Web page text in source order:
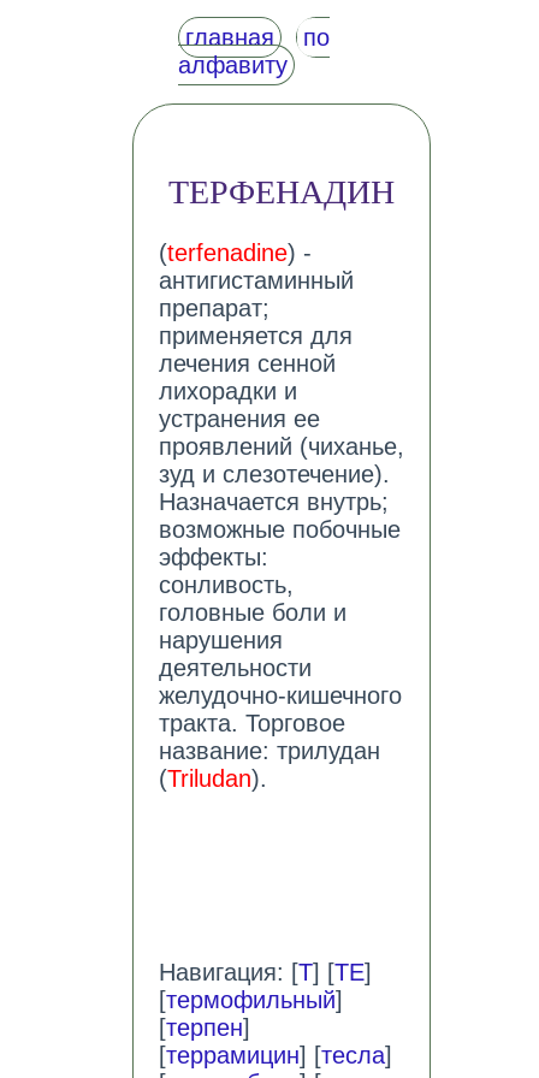
главная
по
алфавиту
ТЕРФЕНАДИН
(terfenadine) -
антигистаминный
препарат;
применяется для
лечения сенной
лихорадки и
устранения ее
проявлений (чиханье,
зуд и слезотечение).
Назначается внутрь;
возможные побочные
эффекты:
сонливость,
головные боли и
нарушения
деятельности
желудочно-кишечного
тракта. Торговое
название: трилудан
(Triludan).
Навигация: [Т] [ТЕ]
[термофильный]
[терпен]
[террамицин] [тесла]